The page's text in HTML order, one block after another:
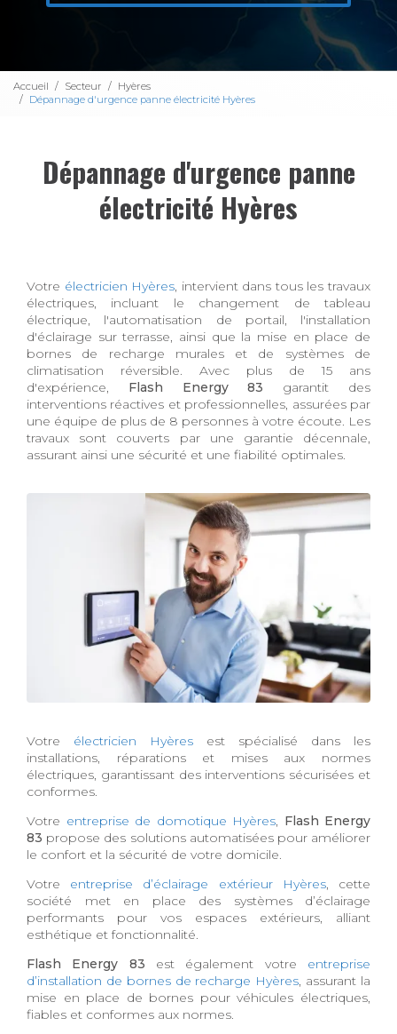
Accueil Secteur
Hyères
Dépannage d'urgence panne électricité Hyères
Dépannage d'urgence panne
électricité Hyères
Votre électricien Hyères , intervient dans tous les travaux
électriques, incluant le changement de tableau
électrique, l'automatisation de portail, l'installation
d'éclairage sur terrasse, ainsi que la mise en place de
bornes de recharge murales et de systèmes de
climatisation réversible. Avec plus de 15 ans
d'expérience, Flash Energy 83 garantit des
interventions réactives et professionnelles, assurées par
une équipe de plus de 8 personnes à votre écoute. Les
travaux sont couverts par une garantie décennale,
assurant ainsi une sécurité et une fiabilité optimales.
Votre électricien Hyères est spécialisé dans les
installations, réparations et mises aux normes
électriques, garantissant des interventions sécurisées et
conformes.
Votre entreprise de domotique Hyères
Flash Energy
83 propose des solutions automatisées pour améliorer
le confort et la sécurité de votre domicile.
Votre entreprise d’éclairage extérieur Hyères, cette
société met en place des systèmes d’éclairage
performants pour vos espaces extérieurs, alliant
esthétique et fonctionnalité.
Flash Energy 83 est également votre entreprise
d’installation de bornes de recharge Hyères , assurant la
mise en place de bornes pour véhicules électriques,
fiables et conformes aux normes.